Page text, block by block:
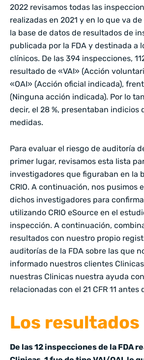
2022 revisamos todas las
realizadas en 2021 y en lo que va
la base de datos de resultados de
publicada por la FDA y destinada a
clínicos. De las 394 inspecciones,
resultado de «VAI» (Acción
«OAI» (Acción oficial indicada),
(Ninguna acción indicada). Por lo
decir, el 28 %, presentaban indicios
medidas.
Para evaluar el riesgo de auditoría
primer lugar, revisamos esta lista
investigadores que figuraban en la
CRIO. A continuación, nos pusimos
dichos investigadores para
utilizando CRIO eSource en el
inspección. A continuación,
resultados con nuestro propio
auditorías de la FDA sobre las que
informado nuestros clientes
nuestras Clinicas nuestra ayuda
relacionadas con el 21 CFR 11 antes
Los resultados
De las 12 inspecciones de la FDA